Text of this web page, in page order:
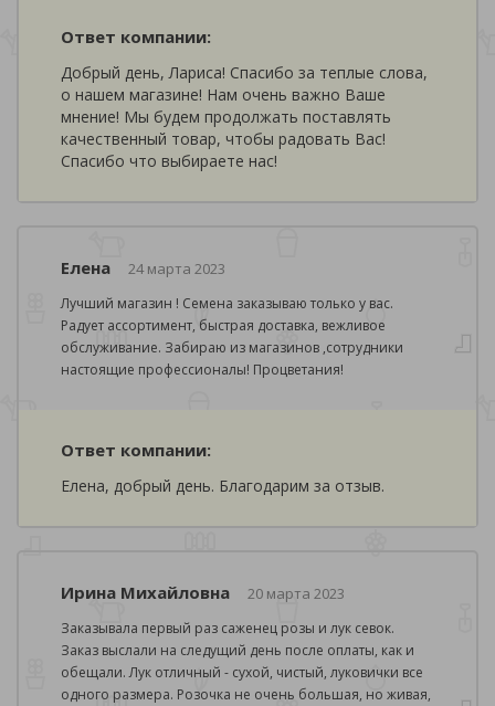
Ответ компании:
Добрый день, Лариса! Спасибо за теплые слова,
о нашем магазине! Нам очень важно Ваше
мнение! Мы будем продолжать поставлять
качественный товар, чтобы радовать Вас!
Спасибо что выбираете нас!
Елена 24 марта 2023
Лучший магазин ! Семена заказываю только у вас.
Радует ассортимент, быстрая доставка, вежливое
обслуживание. Забираю из магазинов ,сотрудники
настоящие профессионалы! Процветания!
Ответ компании:
Елена, добрый день. Благодарим за отзыв.
Ирина Михайловна 20 марта 2023
Заказывала первый раз саженец розы и лук севок.
Заказ выслали на следущий день после оплаты, как и
обещали. Лук отличный - сухой, чистый, луковички все
одного размера. Розочка не очень большая, но живая,